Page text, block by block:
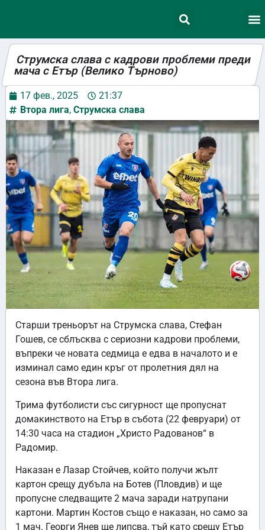
Струмска слава с кадрови проблеми преди
мача с Етър (Велико Търново)
17 фев., 2025
21:37
Втора лига, Струмска слава
Старши треньорът на Струмска слава, Стефан
Гошев, се сблъсква с сериозни кадрови проблеми,
въпреки че новата седмица е едва в началото и е
изминал само един кръг от пролетния дял на
сезона във Втора лига.
Трима футболисти със сигурност ще пропуснат
домакинството на Етър в събота (22 февруари) от
14:30 часа на стадион „Христо Радованов“ в
Радомир.
Наказан е Лазар Стойчев, който получи жълт
картон срещу дубъла на Ботев (Пловдив) и ще
пропусне следващите 2 мача заради натрупани
картони. Мартин Костов също е наказан, но само за
1 мач. Георги Янев ще липсва, тъй като срещу Етър